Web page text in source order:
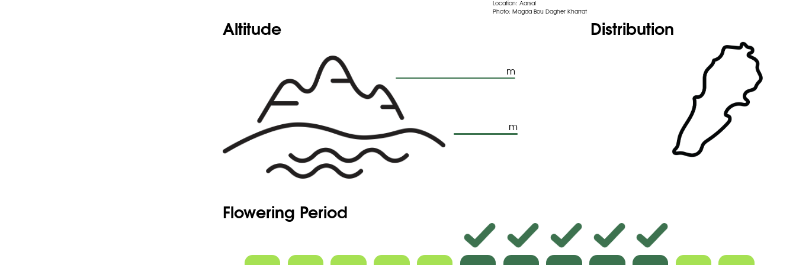
Location: Aarsal
Photo: Magda Bou Dagher Kharrat
Altitude
m
m
Distribution
Flowering Period